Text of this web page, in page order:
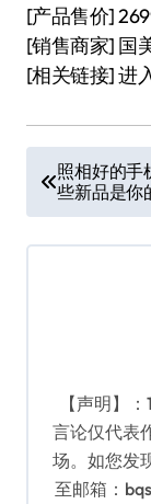
[产品售价]
[销售商家] 国
[相关链接] 进
章
导
照相好的手
些新品是你
【声明】
言论仅代表
场。如您发
至邮箱：